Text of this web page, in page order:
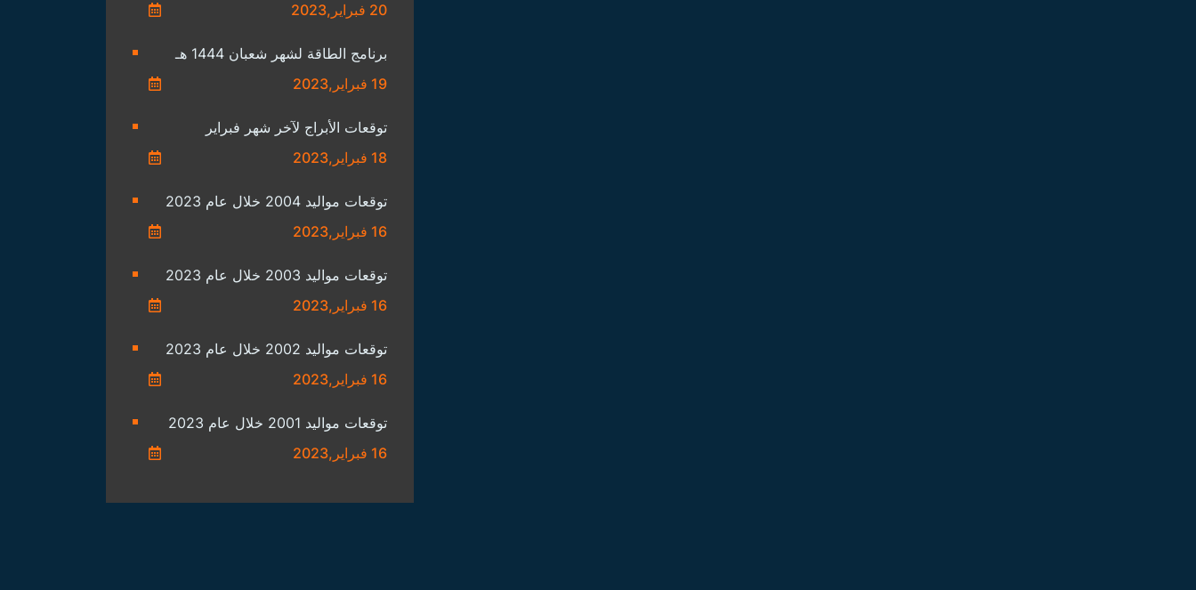
20 فبراير,2023
برنامج الطاقة لشهر شعبان 1444 هـ
19 فبراير,2023
توقعات الأبراج لآخر شهر فبراير
18 فبراير,2023
توقعات مواليد 2004 خلال عام 2023
16 فبراير,2023
توقعات مواليد 2003 خلال عام 2023
16 فبراير,2023
توقعات مواليد 2002 خلال عام 2023
16 فبراير,2023
توقعات مواليد 2001 خلال عام 2023
16 فبراير,2023